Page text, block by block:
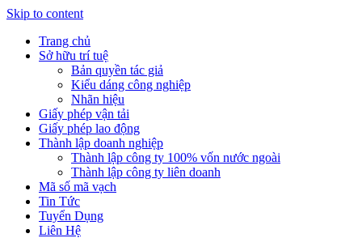
Skip to content
Trang chủ
Sở hữu trí tuệ
Bản quyền tác giả
Kiểu dáng công nghiệp
Nhãn hiệu
Giấy phép vận tải
Giấy phép lao động
Thành lập doanh nghiệp
Thành lập công ty 100% vốn nước ngoài
Thành lập công ty liên doanh
Mã số mã vạch
Tin Tức
Tuyển Dụng
Liên Hệ